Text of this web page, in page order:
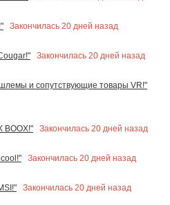
Закончилась 20 дней назад
Закончилась 20 дней назад
и сопутствующие товары VR!"
BOOX!"
Закончилась 20 дней назад
Закончилась 20 дней назад
Закончилась 20 дней назад